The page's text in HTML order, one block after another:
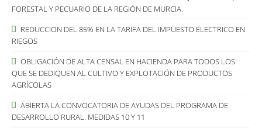
FORESTAL Y PECUARIO DE LA REGIÓN DE MURCIA.
REDUCCION DEL 85% EN LA TARIFA DEL IMPUESTO ELECTRICO EN
RIEGOS
OBLIGACIÓN DE ALTA CENSAL EN HACIENDA PARA TODOS LOS
QUE SE DEDIQUEN AL CULTIVO Y EXPLOTACIÓN DE PRODUCTOS
AGRÍCOLAS
ABIERTA LA CONVOCATORIA DE AYUDAS DEL PROGRAMA DE
DESARROLLO RURAL. MEDIDAS 10 Y 11